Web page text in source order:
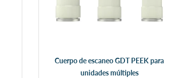
Cuerpo de escaneo GDT PEEK para
unidades múltiples